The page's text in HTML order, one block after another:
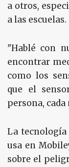
a otros,
a las escuelas.
"Hablé con
encontrar
como los
que el
persona, cada
La tecnología
usa en
sobre el